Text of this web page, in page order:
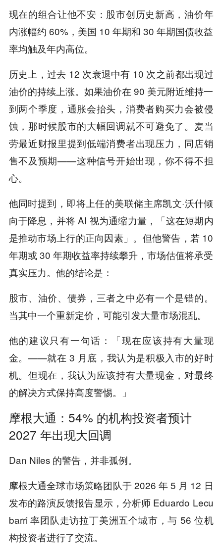
现在的组合让他不安：股市创历史新高，油价年
内涨幅约 60%，美国 10 年期和 30 年期国债收益
率均触及年内高位。
历史上，过去 12 次衰退中有 10 次之前都出现过
油价的持续上涨。如果油价在 90 美元附近维持一
到两个季度，通胀会抬头，消费者购买力会被侵
蚀，那时候股市的大幅回调就不可避免了。麦当
劳最近财报里提到低端消费者出现压力，同店销
售不及预期——这种信号开始出现，你不得不担
心。
他同时提到，即将上任的美联储主席凯文·沃什倾
向于降息，并将 AI 视为通缩力量，「这在短期内
是推动市场上行的正向因素」。但他警告，若 10
年期或 30 年期收益率持续攀升，市场估值将承受
真实压力。他的结论是：
股市、油价、债券，三者之中必有一个是错的。
当其中一个重新定价，可能引发大量市场混乱。
他的建议只有一句话：「现在应该持有大量现
金。——就在 3 月底，我认为是积极入市的好时
机。但现在，我认为应该持有大量现金，对最终
的解决方式保持高度警惕。」
摩根大通：54% 的机构投资者预计
2027 年出现大回调
Dan Niles 的警告，并非孤例。
摩根大通全球市场策略团队于 2026 年 5 月 12 日
发布的路演反馈报告显示，分析师 Eduardo Lecu
barri 率团队走访拉丁美洲五个城市，与 56 位机
构投资者进行了交流。